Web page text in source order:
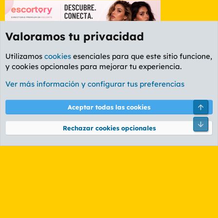
Foro General
Cookies
PL OLDSTYLE AMARILLO
Términos y reglas Política de privacidad Ayuda
Community platform by XenForo® © 2010-2026 XenForo Ltd.
Valoramos tu privacidad
Utilizamos cookies esenciales para que este sitio funcione,
y cookies opcionales para mejorar tu experiencia.
Ver más información y configurar tus preferencias
Aceptar todas las cookies
Rechazar cookies opcionales
Pie